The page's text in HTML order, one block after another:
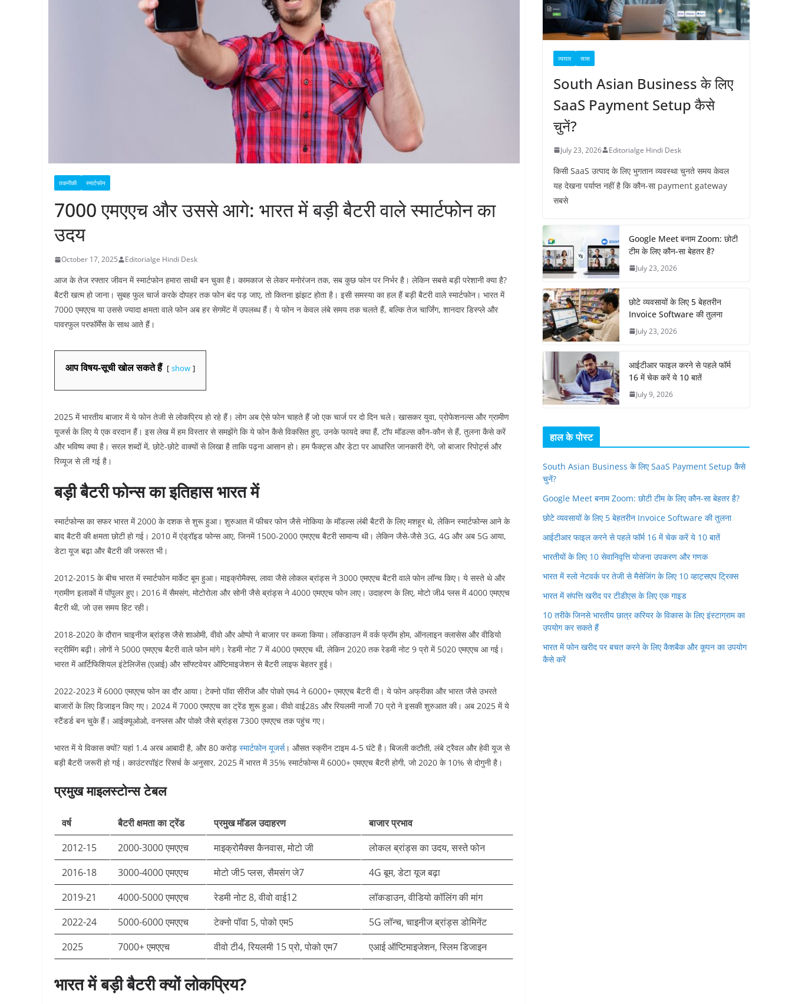
तकनीकी स्मार्टफोन
7000 एमएएच और उससे आगे: भारत में बड़ी बैटरी वाले स्मार्टफोन का
उदय
October 17, 2025 Editorialge Hindi Desk
आज के तेज रफ्तार जीवन में स्मार्टफोन हमारा साथी बन चुका है। कामकाज से लेकर मनोरंजन तक, सब कुछ फोन पर निर्भर है। लेकिन सबसे बड़ी परेशानी क्या है?
बैटरी खत्म हो जाना। सुबह फुल चार्ज करके दोपहर तक फोन बंद पड़ जाए, तो कितना झंझट होता है। इसी समस्या का हल हैं बड़ी बैटरी वाले स्मार्टफोन। भारत में
7000 एमएएच या उससे ज्यादा क्षमता वाले फोन अब हर सेगमेंट में उपलब्ध हैं। ये फोन न केवल लंबे समय तक चलते हैं, बल्कि तेज चार्जिंग, शानदार डिस्प्ले और
पावरफुल परफॉर्मेंस के साथ आते हैं।​
आप विषय-सूची खोल सकते हैं show
2025 में भारतीय बाजार में ये फोन तेजी से लोकप्रिय हो रहे हैं। लोग अब ऐसे फोन चाहते हैं जो एक चार्ज पर दो दिन चले। खासकर युवा, प्रोफेशनल्स और ग्रामीण
यूजर्स के लिए ये एक वरदान हैं। इस लेख में हम विस्तार से समझेंगे कि ये फोन कैसे विकसित हुए, उनके फायदे क्या हैं, टॉप मॉडल्स कौन-कौन से हैं, तुलना कैसे करें
और भविष्य क्या है। सरल शब्दों में, छोटे-छोटे वाक्यों से लिखा है ताकि पढ़ना आसान हो। हम फैक्ट्स और डेटा पर आधारित जानकारी देंगे, जो बाजार रिपोर्ट्स और
रिव्यूज से ली गई है।​​
बड़ी बैटरी फोन्स का इतिहास भारत में
स्मार्टफोन्स का सफर भारत में 2000 के दशक से शुरू हुआ। शुरुआत में फीचर फोन जैसे नोकिया के मॉडल्स लंबी बैटरी के लिए मशहूर थे, लेकिन स्मार्टफोन्स आने के
बाद बैटरी की क्षमता छोटी हो गई। 2010 में एंड्रॉइड फोन्स आए, जिनमें 1500-2000 एमएएच बैटरी सामान्य थी। लेकिन जैसे-जैसे 3G, 4G और अब 5G आया,
डेटा यूज बढ़ा और बैटरी की जरूरत भी।​
2012-2015 के बीच भारत में स्मार्टफोन मार्केट बूम हुआ। माइक्रोमैक्स, लावा जैसे लोकल ब्रांड्स ने 3000 एमएएच बैटरी वाले फोन लॉन्च किए। ये सस्ते थे और
ग्रामीण इलाकों में पॉपुलर हुए। 2016 में सैमसंग, मोटोरोला और सोनी जैसे ब्रांड्स ने 4000 एमएएच फोन लाए। उदाहरण के लिए, मोटो जी4 प्लस में 4000 एमएएच
बैटरी थी, जो उस समय हिट रही।​
2018-2020 के दौरान चाइनीज ब्रांड्स जैसे शाओमी, वीवो और ओप्पो ने बाजार पर कब्जा किया। लॉकडाउन में वर्क फ्रॉम होम, ऑनलाइन क्लासेस और वीडियो
स्ट्रीमिंग बढ़ी। लोगों ने 5000 एमएएच बैटरी वाले फोन मांगे। रेडमी नोट 7 में 4000 एमएएच थी, लेकिन 2020 तक रेडमी नोट 9 प्रो में 5020 एमएएच आ गई।
भारत में आर्टिफिशियल इंटेलिजेंस (एआई) और सॉफ्टवेयर ऑप्टिमाइजेशन से बैटरी लाइफ बेहतर हुई।​​
2022-2023 में 6000 एमएएच फोन का दौर आया। टेक्नो पॉवा सीरीज और पोको एम4 ने 6000+ एमएएच बैटरी दी। ये फोन अफ्रीका और भारत जैसे उभरते
बाजारों के लिए डिजाइन किए गए। 2024 में 7000 एमएएच का ट्रेंड शुरू हुआ। वीवो वाई28s और रियलमी नार्जो 70 प्रो ने इसकी शुरुआत की। अब 2025 में ये
स्टैंडर्ड बन चुके हैं। आईक्यूओओ, वनप्लस और पोको जैसे ब्रांड्स 7300 एमएएच तक पहुंच गए।​
भारत में ये विकास क्यों? यहां 1.4 अरब आबादी है, और 80 करोड़ स्मार्टफोन यूजर्स। औसत स्क्रीन टाइम 4-5 घंटे है। बिजली कटौती, लंबे ट्रैवल और हेवी यूज से
बड़ी बैटरी जरूरी हो गई। काउंटरपॉइंट रिसर्च के अनुसार, 2025 में भारत में 35% स्मार्टफोन्स में 6000+ एमएएच बैटरी होगी, जो 2020 के 10% से दोगुनी है।​
प्रमुख माइलस्टोन्स टेबल
वर्ष बैटरी क्षमता का ट्रेंड प्रमुख मॉडल उदाहरण
बाजार प्रभाव
2012-15
2000-3000 एमएएच माइक्रोमैक्स कैनवास, मोटो जी
लोकल ब्रांड्स का उदय, सस्ते फोन
2016-18
3000-4000 एमएएच मोटो जी5 प्लस, सैमसंग जे7
4G बूम, डेटा यूज बढ़ा
2019-21
4000-5000 एमएएच रेडमी नोट 8, वीवो वाई12
लॉकडाउन, वीडियो कॉलिंग की मांग
2022-24
5000-6000 एमएएच टेक्नो पॉवा 5, पोको एम5
5G लॉन्च, चाइनीज ब्रांड्स डोमिनेंट
2025
7000+ एमएएच वीवो टी4, रियलमी 15 प्रो, पोको एम7 एआई ऑप्टिमाइजेशन, स्लिम डिजाइन ​
भारत में बड़ी बैटरी क्यों लोकप्रिय?
व्यापार सास
South Asian Business के लिए
SaaS Payment Setup कैसे
चुनें?
July 23, 2026 Editorialge Hindi Desk
किसी SaaS उत्पाद के लिए भुगतान व्यवस्था चुनते समय केवल
यह देखना पर्याप्त नहीं है कि कौन-सा payment gateway
सबसे
Google Meet बनाम Zoom: छोटी
टीम के लिए कौन-सा बेहतर है?
July 23, 2026
छोटे व्यवसायों के लिए 5 बेहतरीन
Invoice Software की तुलना
July 23, 2026
आईटीआर फाइल करने से पहले फॉर्म
16 में चेक करें ये 10 बातें
July 9, 2026
हाल के पोस्ट
South Asian Business के लिए SaaS Payment Setup कैसे
चुनें?
Google Meet बनाम Zoom: छोटी टीम के लिए कौन-सा बेहतर है?
छोटे व्यवसायों के लिए 5 बेहतरीन Invoice Software की तुलना
आईटीआर फाइल करने से पहले फॉर्म 16 में चेक करें ये 10 बातें
भारतीयों के लिए 10 सेवानिवृत्ति योजना उपकरण और गणक
भारत में स्लो नेटवर्क पर तेजी से मैसेजिंग के लिए 10 व्हाट्सएप ट्रिक्स
भारत में संपत्ति खरीद पर टीडीएस के लिए एक गाइड
10 तरीके जिनसे भारतीय छात्र करियर के विकास के लिए इंस्टाग्राम का
उपयोग कर सकते हैं
भारत में फोन खरीद पर बचत करने के लिए कैशबैक और कूपन का उपयोग
कैसे करें